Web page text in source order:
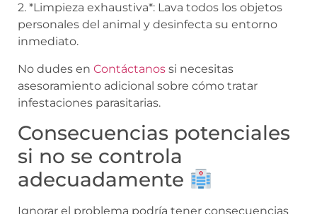
2. *Limpieza exhaustiva*: Lava todos los objetos
personales del animal y desinfecta su entorno
inmediato.
No dudes en Contáctanos si necesitas
asesoramiento adicional sobre cómo tratar
infestaciones parasitarias.
Consecuencias potenciales
si no se controla
adecuadamente
Ignorar el problema podría tener consecuencias